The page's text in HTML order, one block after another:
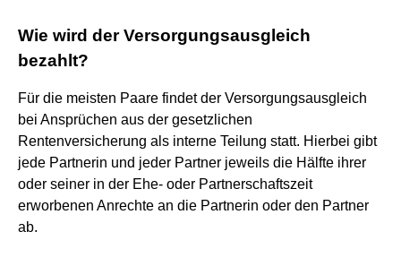
Wie wird der Versorgungsausgleich
bezahlt?
Für die meisten Paare findet der Versorgungsausgleich
bei Ansprüchen aus der gesetzlichen
Rentenversicherung als interne Teilung statt. Hierbei gibt
jede Partnerin und jeder Partner jeweils die Hälfte ihrer
oder seiner in der Ehe- oder Partnerschaftszeit
erworbenen Anrechte an die Partnerin oder den Partner
ab.